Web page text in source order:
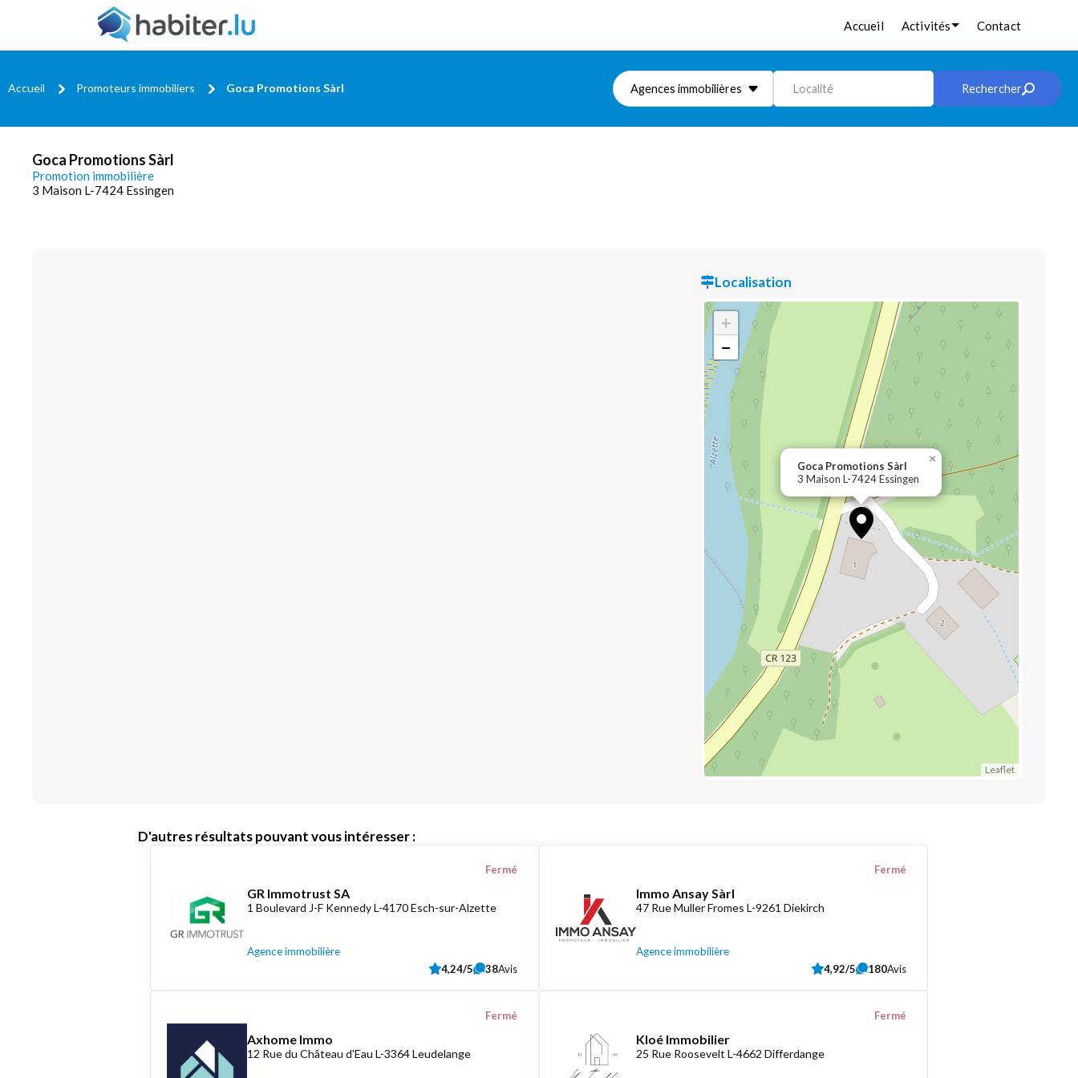
Accueil Activités Contact
Accueil Promoteurs immobiliers Goca Promotions Sàrl Agences immobilières Localité Rechercher
Goca Promotions Sàrl
Promotion immobilière
3 Maison L-7424 Essingen
Localisation
Goca Promotions Sàrl
3 Maison L-7424 Essingen
×
+
−
Leaflet
D'autres résultats pouvant vous intéresser :
GR Immotrust SA
1 Boulevard J-F Kennedy L-4170 Esch-sur-Alzette
Agence immobilière
Fermé
4,24/5 38Avis
Immo Ansay Sàrl
47 Rue Muller Fromes L-9261 Diekirch
Agence immobilière
Fermé
4,92/5 180Avis
Axhome Immo
12 Rue du Château d'Eau L-3364 Leudelange
Fermé
Kloé Immobilier
25 Rue Roosevelt L-4662 Differdange
Fermé